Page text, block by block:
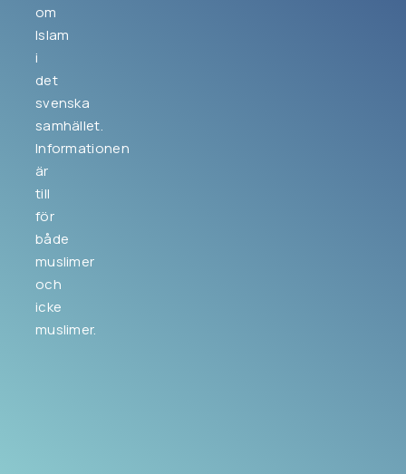
om
Islam
i
det
svenska
samhället.
Informationen
är
till
för
både
muslimer
och
icke
muslimer.